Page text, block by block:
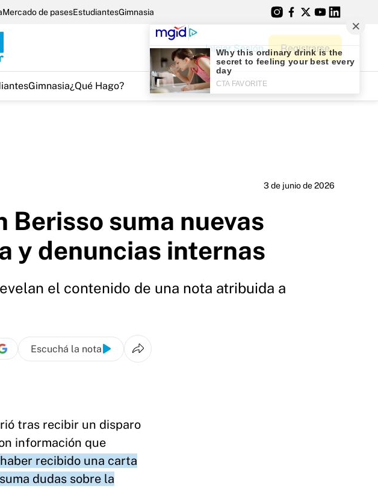
Mercado de pasesEstudiantesGimnasia
Iniciar Sesión Registrarse
Gimnasia¿Qué Hago?
3 de junio de 2026
suma nuevas
y denuncias internas
el contenido de una nota atribuida a
Escuchá la nota
tras recibir un disparo
información que
recibido una carta
dudas sobre la